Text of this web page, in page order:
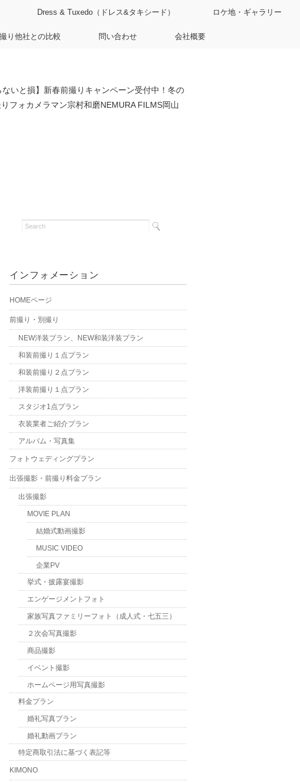
Dress & Tuxedo（ドレス&タキシード） ロケ地・ギャラリー
り他社との比較 問い合わせ 会社概要
ないと損】新春前撮りキャンペーン受付中！冬の
フォカメラマン宗村和磨NEMURA FILMS岡山
インフォメーション
HOMEページ
前撮り・別撮り
NEW洋装プラン、NEW和装洋装プラン
和装前撮り１点プラン
和装前撮り２点プラン
洋装前撮り１点プラン
スタジオ1点プラン
衣装業者ご紹介プラン
アルバム・写真集
フォトウェディングプラン
出張撮影・前撮り料金プラン
出張撮影
MOVIE PLAN
結婚式動画撮影
MUSIC VIDEO
企業PV
挙式・披露宴撮影
エンゲージメントフォト
家族写真ファミリーフォト（成人式・七五三）
２次会写真撮影
商品撮影
イベント撮影
ホームページ用写真撮影
料金プラン
婚礼写真プラン
婚礼動画プラン
特定商取引法に基づく表記等
KIMONO